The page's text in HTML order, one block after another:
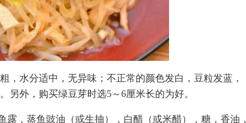
，水分适中，无异味；不正常的颜色发白，豆粒发蓝，
另外，购买绿豆芽时选5～6厘米长的为好。
露，蒸鱼豉油（或生抽），白醋（或米醋），糖，香油，